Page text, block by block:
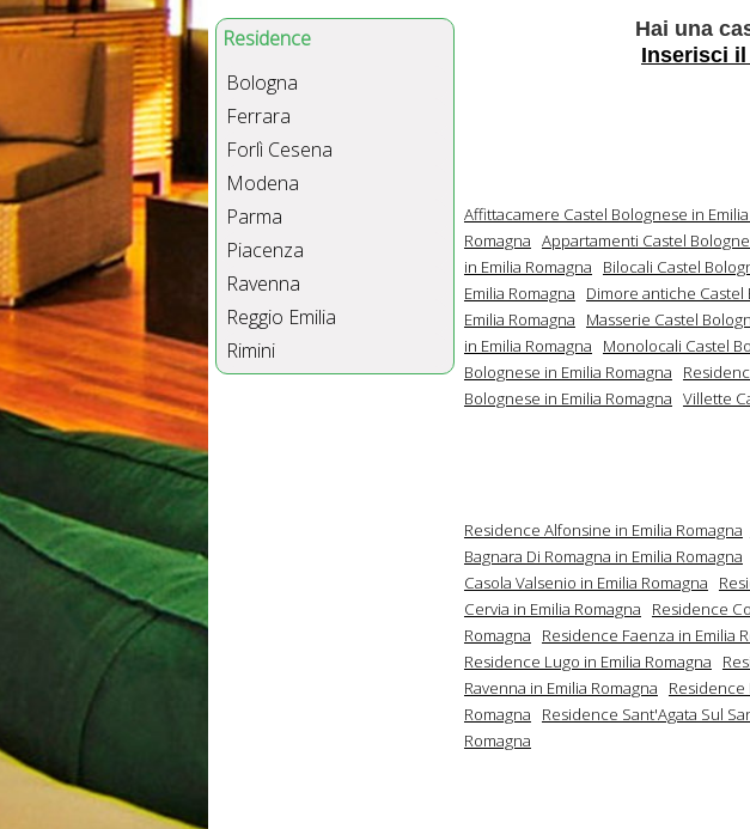
Residence
Bologna
Ferrara
Forlì Cesena
Modena
Parma
Piacenza
Ravenna
Reggio Emilia
Rimini
Hai una
Inserisci il
Affittacamere Castel Bolognese in
Romagna Appartamenti Castel
in Emilia Romagna
Bilocali Castel
Emilia Romagna
Dimore antiche Castel
Emilia Romagna
Masserie Castel
in Emilia Romagna
Monolocali Castel
Bolognese in Emilia Romagna
Bolognese in Emilia Romagna Villette
Residence Alfonsine in Emilia Romagna
Bagnara Di Romagna in Emilia Romagna
Casola Valsenio in Emilia Romagna
Cervia in Emilia Romagna
Residence
Romagna
Residence Faenza in Emilia
Residence Lugo in Emilia Romagna
Ravenna in Emilia Romagna
Residence
Romagna
Residence Sant'Agata Sul
Romagna